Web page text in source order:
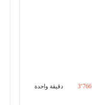
3٬766 دقيقة واحدة